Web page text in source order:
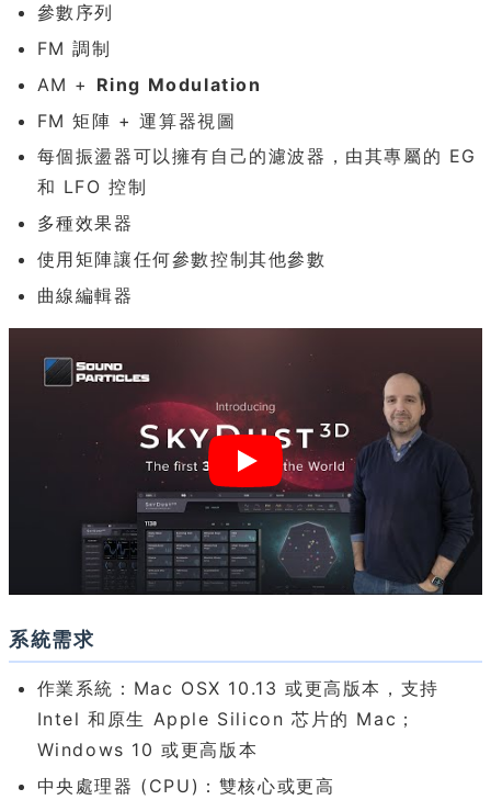
參數序列
FM 調制
AM + Ring Modulation
FM 矩陣 + 運算器視圖
每個振盪器可以擁有自己的濾波器，由其專屬的 EG
和 LFO 控制
多種效果器
使用矩陣讓任何參數控制其他參數
曲線編輯器
系統需求
作業系統：Mac OSX 10.13 或更高版本，支持
Intel 和原生 Apple Silicon 芯片的 Mac；
Windows 10 或更高版本
中央處理器 (CPU)：雙核心或更高